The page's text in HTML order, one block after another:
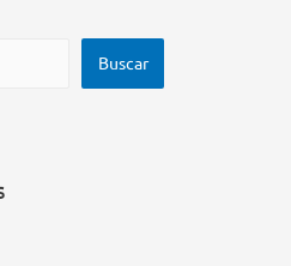
Buscar